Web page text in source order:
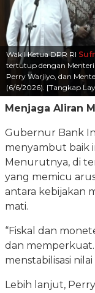
Wakil Ketua DPR RI
tertutup dengan
Perry Warjiyo, dan
(6/6/2026). [Tangkap
Menjaga Aliran
Gubernur Bank
menyambut baik
Menurutnya, di
yang memicu
antara kebijakan
mati.
“Fiskal dan
dan
menstabilisasi
Lebih lanjut,